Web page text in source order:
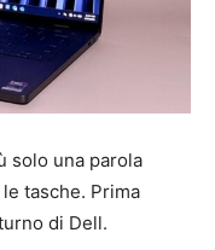
solo una parola
tasche. Prima
di Dell.